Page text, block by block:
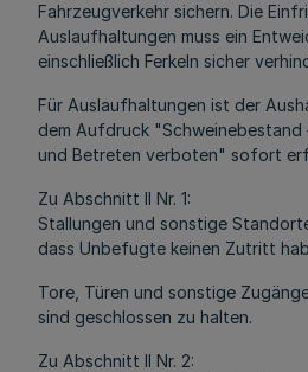
Fahrzeugverkehr sichern. Die
Auslaufhaltungen muss ein
einschließlich Ferkeln sicher
Für Auslaufhaltungen ist der
dem Aufdruck
und Betreten verboten" sofort
Zu Abschnitt II Nr. 1:
Stallungen und sonstige
dass Unbefugte keinen Zutritt
Tore, Türen und sonstige
sind geschlossen zu halten.
Zu Abschnitt II Nr. 2: